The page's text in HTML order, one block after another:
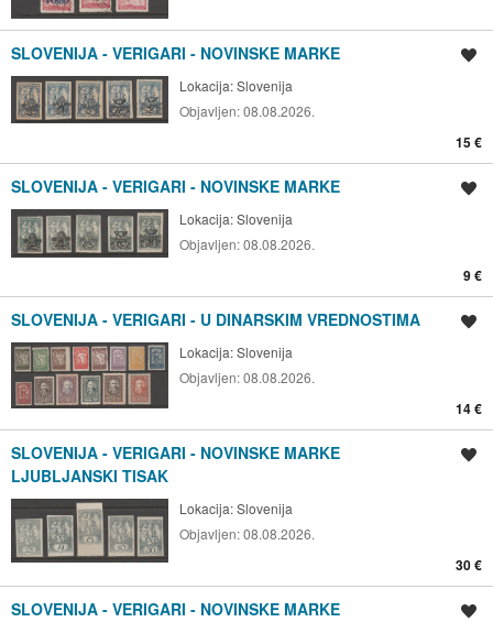
SLOVENIJA - VERIGARI - NOVINSKE MARKE
Lokacija:Slovenija
Objavljen:08.08.2026.
15 €
SLOVENIJA - VERIGARI - NOVINSKE MARKE
Lokacija:Slovenija
Objavljen:08.08.2026.
9 €
SLOVENIJA - VERIGARI - U DINARSKIM VREDNOSTIMA
Lokacija:Slovenija
Objavljen:08.08.2026.
14 €
SLOVENIJA - VERIGARI - NOVINSKE MARKE
LJUBLJANSKI TISAK
Lokacija:Slovenija
Objavljen:08.08.2026.
30 €
SLOVENIJA - VERIGARI - NOVINSKE MARKE